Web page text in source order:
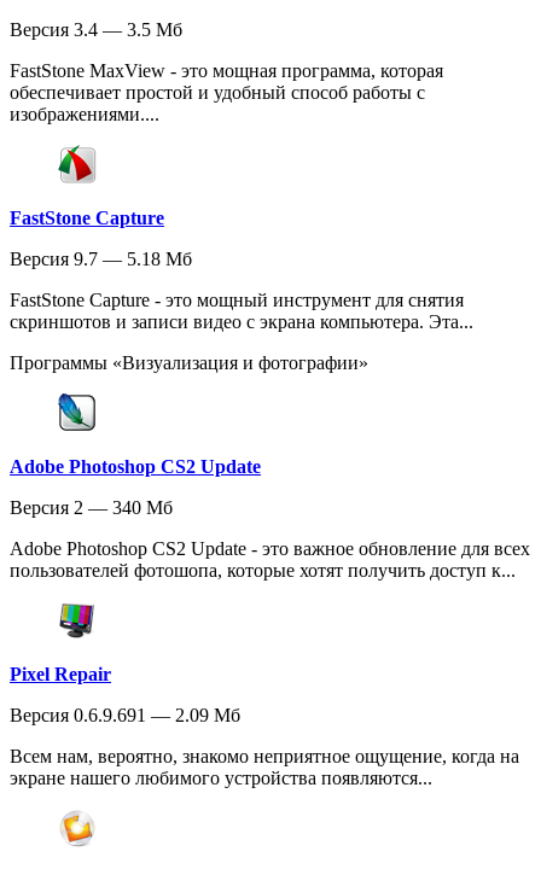
Версия 3.4 — 3.5 Мб
FastStone MaxView - это мощная программа, которая
обеспечивает простой и удобный способ работы с
изображениями....
FastStone Capture
Версия 9.7 — 5.18 Мб
FastStone Capture - это мощный инструмент для снятия
скриншотов и записи видео с экрана компьютера. Эта...
Программы «Визуализация и фотографии»
Adobe Photoshop CS2 Update
Версия 2 — 340 Мб
Adobe Photoshop CS2 Update - это важное обновление для всех
пользователей фотошопа, которые хотят получить доступ к...
Pixel Repair
Версия 0.6.9.691 — 2.09 Мб
Всем нам, вероятно, знакомо неприятное ощущение, когда на
экране нашего любимого устройства появляются...